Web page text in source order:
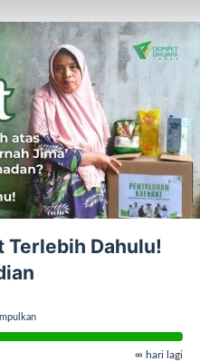
Terlebih Dahulu!
∞ hari lagi